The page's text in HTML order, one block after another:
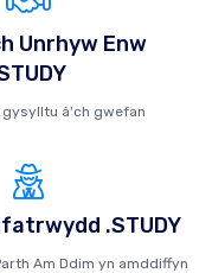
Unrhyw Enw
gysylltu â'ch gwefan
.STUDY
Am Ddim yn amddiffyn